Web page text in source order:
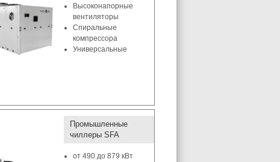
Высоконапорные
вентиляторы
Спиральные
компрессора
Универсальные
Промышленные
чиллеры SFA
от 490 до 879 кВт